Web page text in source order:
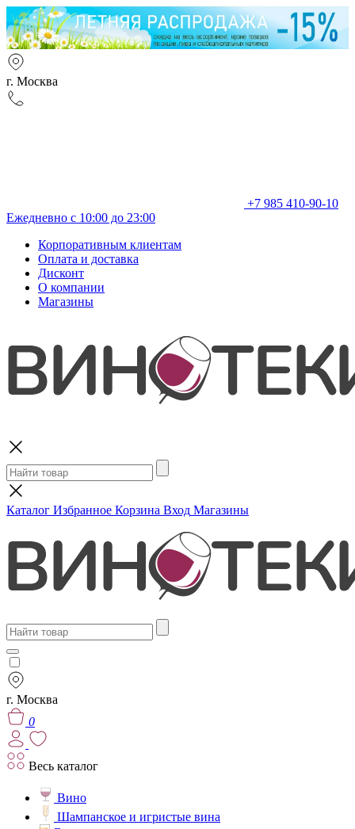
г. Москва
+7 985 410-90-10
Ежедневно с 10:00 до 23:00
Корпоративным клиентам
Оплата и доставка
Дисконт
О компании
Магазины
Каталог Избранное Корзина Вход Магазины
г. Москва
0
Весь каталог
Вино
Шампанское и игристые вина